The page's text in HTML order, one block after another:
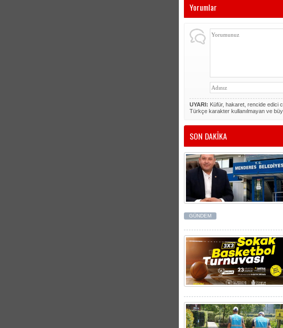
Yorumlar
UYARI: Küfür, hakaret, rencide edici
Türkçe karakter kullanılmayan ve
SON DAKİKA
GÜNDEM